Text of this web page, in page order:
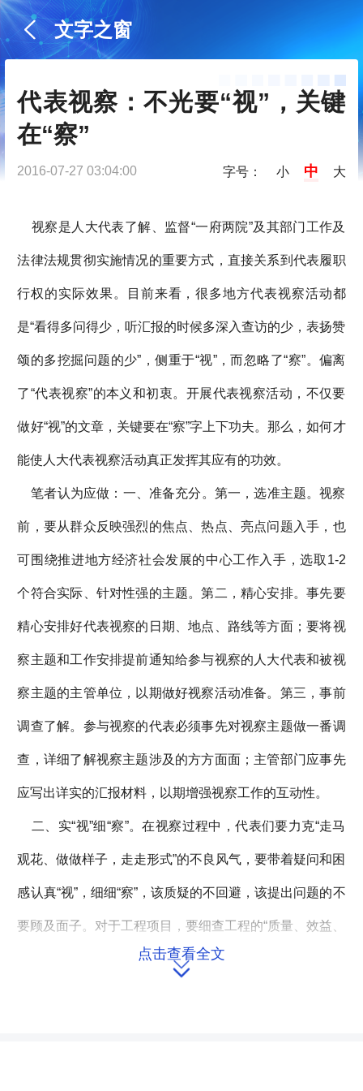
文字之窗
代表视察：不光要“视”，关键
在“察”
2016-07-27 03:04:00 字号： 小 中 大
视察是人大代表了解、监督“一府两院”及其部门工作及
法律法规贯彻实施情况的重要方式，直接关系到代表履职
行权的实际效果。目前来看，很多地方代表视察活动都
是“看得多问得少，听汇报的时候多深入查访的少，表扬赞
颂的多挖掘问题的少”，侧重于“视”，而忽略了“察”。偏离
了“代表视察”的本义和初衷。开展代表视察活动，不仅要
做好“视”的文章，关键要在“察”字上下功夫。那么，如何才
能使人大代表视察活动真正发挥其应有的功效。
笔者认为应做：一、准备充分。第一，选准主题。视察
前，要从群众反映强烈的焦点、热点、亮点问题入手，也
可围绕推进地方经济社会发展的中心工作入手，选取1-2
个符合实际、针对性强的主题。第二，精心安排。事先要
精心安排好代表视察的日期、地点、路线等方面；要将视
察主题和工作安排提前通知给参与视察的人大代表和被视
察主题的主管单位，以期做好视察活动准备。第三，事前
调查了解。参与视察的代表必须事先对视察主题做一番调
查，详细了解视察主题涉及的方方面面；主管部门应事先
应写出详实的汇报材料，以期增强视察工作的互动性。
二、实“视”细“察”。在视察过程中，代表们要力克“走马
观花、做做样子，走走形式”的不良风气，要带着疑问和困
感认真“视”，细细“察”，该质疑的不回避，该提出问题的不
要顾及面子。对于工程项目，要细查工程的“质量、效益、
进度、资金来源、群众意见”等情况；属于工作内容的，要
点击查看全文
